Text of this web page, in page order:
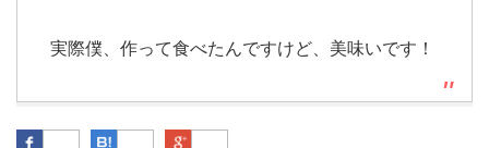
実際僕、作って食べたんですけど、美味いです！
Facebook はてなブックマーク